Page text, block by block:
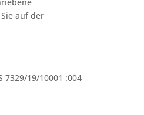
auf der
7329/19/10001 :004